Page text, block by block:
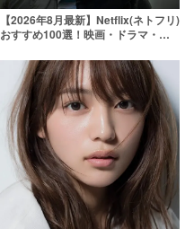
【2026年8月最新】Netflix(ネトフリ)
おすすめ100選！映画・ドラマ・ア